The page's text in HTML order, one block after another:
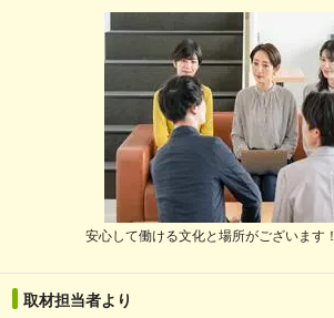
安心して働ける文化と場所がございます！
取材担当者より